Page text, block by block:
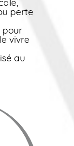
perte
pour
vivre
au